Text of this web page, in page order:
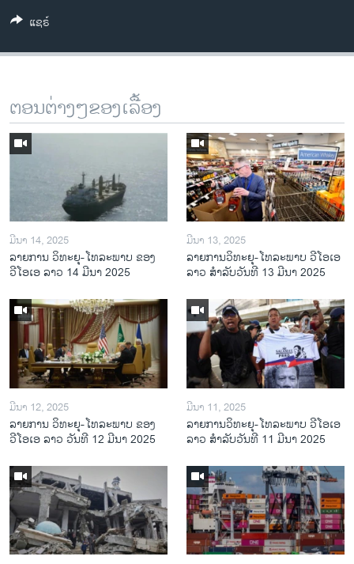
ພາສາຕ່າງໆ
ແຊຣ໌
ຕອນຕ່າງໆຂອງເລື້ອງ
ມີນາ 14, 2025
ລາຍການ ວິທະຍຸ-ໂທລະພາບ ຂອງ
ວີໂອເອ ລາວ 14 ມີນາ 2025
ມີນາ 13, 2025
ລາຍການວິ​ທະ​ຍຸ-ໂທ​ລະ​ພາບ ວີໂອເອ
ລາວ ສຳ​ລັບ​ວັນ​ທີ 13 ມີ​ນາ 2025
ມີນາ 12, 2025
ລາຍການ ວິທະຍຸ-ໂທລະພາບ ຂອງ
ວີໂອເອ ລາວ ວັນທີ 12 ມີນາ 2025
ມີນາ 11, 2025
ລາຍການວິ​ທະ​ຍຸ-ໂທ​ລະ​ພາບ ວີໂອເອ
ລາວ ສຳ​ລັບ​ວັນ​ທີ 11 ມີ​ນາ 2025